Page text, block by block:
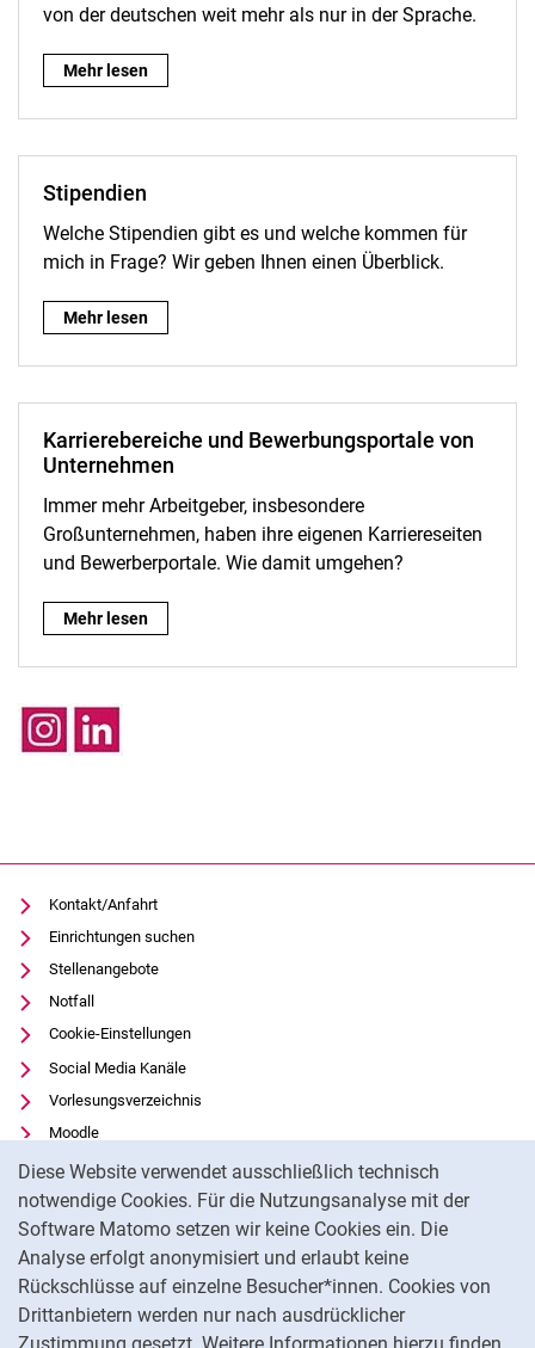
Diese Website verwendet ausschließlich technisch
notwendige Cookies. Für die Nutzungsanalyse mit der
Software Matomo setzen wir keine Cookies ein. Die
Analyse erfolgt anonymisiert und erlaubt keine
Rückschlüsse auf einzelne Besucher*innen. Cookies von
Drittanbietern werden nur nach ausdrücklicher
von der deutschen weit mehr als nur in der Sprache.
Bewerbung auf Englisch:
Mehr lesen
Stipendien
Welche Stipendien gibt es und welche kommen für
mich in Frage? Wir geben Ihnen einen Überblick.
Stipendien:
Mehr lesen
Karrierebereiche und Bewerbungsportale von
Unternehmen
Immer mehr Arbeitgeber, insbesondere
Großunternehmen, haben ihre eigenen Karriereseiten
und Bewerberportale. Wie damit umgehen?
Karrierebereiche und Bewerbungsportale von Unternehmen:
Mehr lesen
Kontakt/Anfahrt
Einrichtungen suchen
Stellenangebote
Notfall
Cookie-Einstellungen
Social Media Kanäle
Vorlesungsverzeichnis
Moodle
Panopto
Universitätsbibliothek
Datenschutz
Barrierefreiheit
Transparenter KI-Einsatz
Impressum